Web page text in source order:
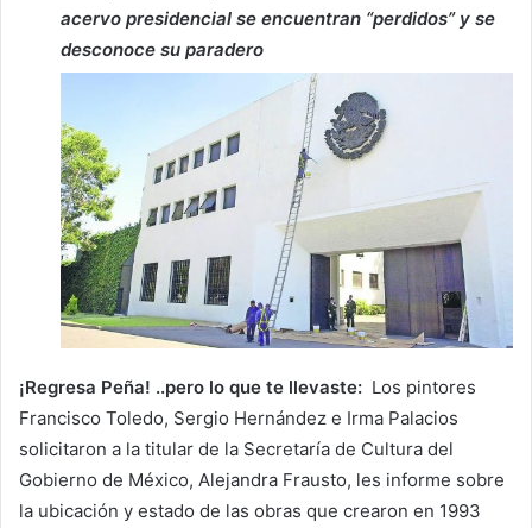
acervo presidencial se encuentran “perdidos” y se
desconoce su paradero
¡Regresa Peña! ..pero lo que te llevaste: Los pintores
Francisco Toledo, Sergio Hernández e Irma Palacios
solicitaron a la titular de la Secretaría de Cultura del
Gobierno de México, Alejandra Frausto, les informe sobre
la ubicación y estado de las obras que crearon en 1993